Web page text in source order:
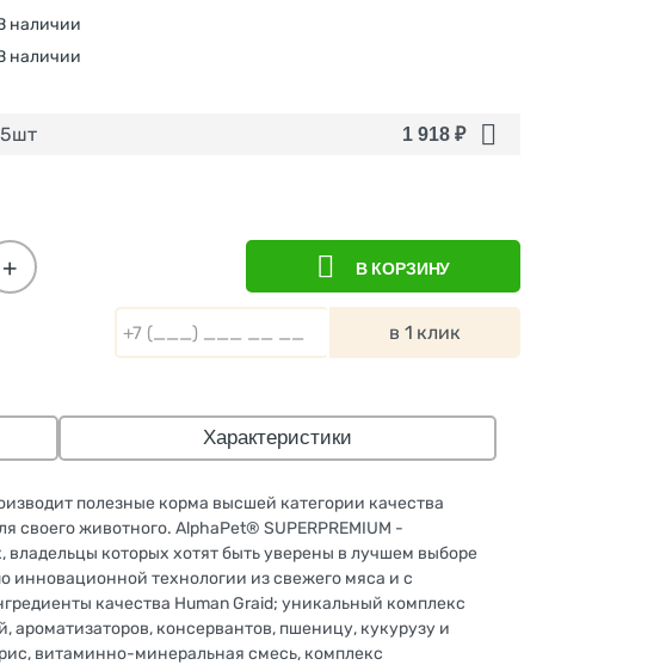
наличии
наличии
1 918 ₽
+ В КОРЗИНУ
в 1 клик
Характеристики
полезные корма высшей категории качества
животного. AlphaPet® SUPERPREMIUM -
которых хотят быть уверены в лучшем выборе
инновационной технологии из свежего мяса и с
качества Human Graid; уникальный комплекс
консервантов, пшеницу, кукурузу и
витаминно-минеральная смесь, комплекс